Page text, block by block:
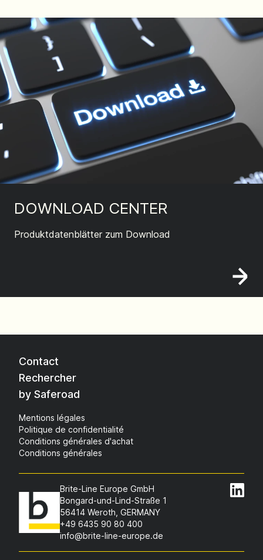
DOWNLOAD CENTER
Produktdatenblätter zum Download
Contact
Rechercher
by Saferoad
Mentions légales
Politique de confidentialité
Conditions générales d'achat
Conditions générales
Brite-Line Europe GmbH
Bongard-und-Lind-Straße 1
56414 Weroth, GERMANY
+49 6435 90 80 400
info@brite-line-europe.de